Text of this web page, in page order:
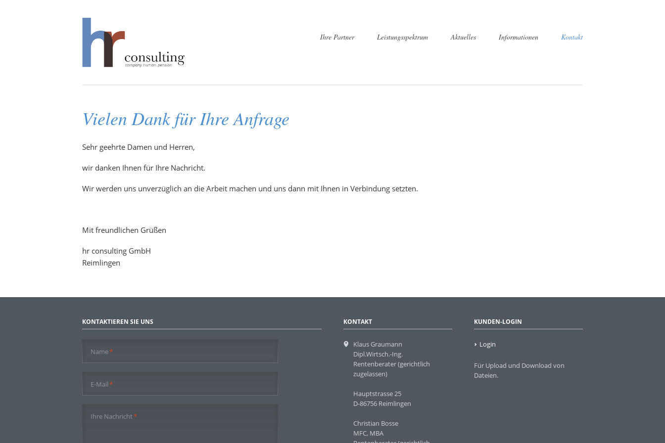
NavigationIhre Partner Leistungsspektrum Aktuelles Informationen Kontakt
Vielen Dank für Ihre Anfrage
Sehr geehrte Damen und Herren,
wir danken Ihnen für Ihre Nachricht.
Wir werden uns unverzüglich an die Arbeit machen und uns dann mit Ihnen in Verbindung setzten.
Mit freundlichen Grüßen
hr consulting GmbH
Reimlingen
KONTAKTIEREN SIE UNS
Pflichtfeld
Name*
Pflichtfeld
E-Mail*
Pflichtfeld
Ihre Nachricht*
KONTAKT
Klaus Graumann
Dipl.Wirtsch.-Ing.
Rentenberater (gerichtlich
zugelassen)
Hauptstrasse 25
D-86756 Reimlingen
Christian Bosse
MFC, MBA
KUNDEN-LOGIN
Login
Für Upload und Download von
Dateien.